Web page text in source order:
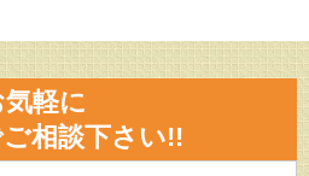
軽に
相談下さい!!